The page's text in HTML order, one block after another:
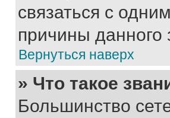
связаться с
причины данного
Вернуться наверх
» Что такое
Большинство